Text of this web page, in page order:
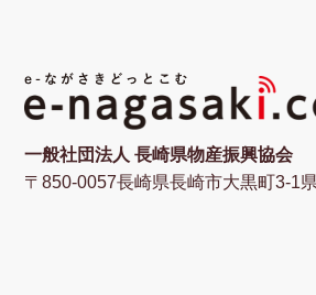
一般社団法人 長崎県物産振興協会
〒850-0057長崎県長崎市大黒町3-1